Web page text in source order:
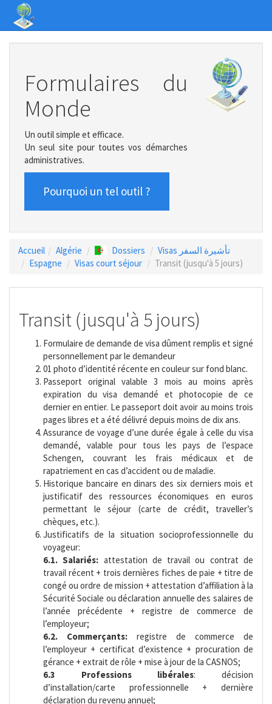
Formulaires du
Monde
Un outil simple et efficace.
Un seul site pour toutes vos démarches
administratives.
Pourquoi un tel outil ?
Accueil Algérie Dossiers
Visas تأشيرة السفر
Espagne
Visas court séjour Transit (jusqu'à 5 jours)
Transit (jusqu'à 5 jours)
Formulaire de demande de visa dûment remplis et signé
personnellement par le demandeur
01 photo d’identité récente en couleur sur fond blanc.
Passeport original valable 3 mois au moins après
expiration du visa demandé et photocopie de ce
dernier en entier. Le passeport doit avoir au moins trois
pages libres et a été délivré depuis moins de dix ans.
Assurance de voyage d’une durée égale à celle du visa
demandé, valable pour tous les pays de l’espace
Schengen, couvrant les frais médicaux et de
rapatriement en cas d’accident ou de maladie.
Historique bancaire en dinars des six derniers mois et
justificatif des ressources économiques en euros
permettant le séjour (carte de crédit, traveller’s
chèques, etc.).
Justificatifs de la situation socioprofessionnelle du
voyageur:
6.1. Salariés: attestation de travail ou contrat de
travail récent + trois dernières fiches de paie + titre de
congé ou ordre de mission + attestation d’affiliation à la
Sécurité Sociale ou déclaration annuelle des salaires de
l’année précédente + registre de commerce de
l’employeur;
6.2. Commerçants: registre de commerce de
l’employeur + certificat d’existence + procuration de
gérance + extrait de rôle + mise à jour de la CASNOS;
6.3 Professions libérales: décision
d’installation/carte professionnelle + dernière
déclaration du revenu annuel;